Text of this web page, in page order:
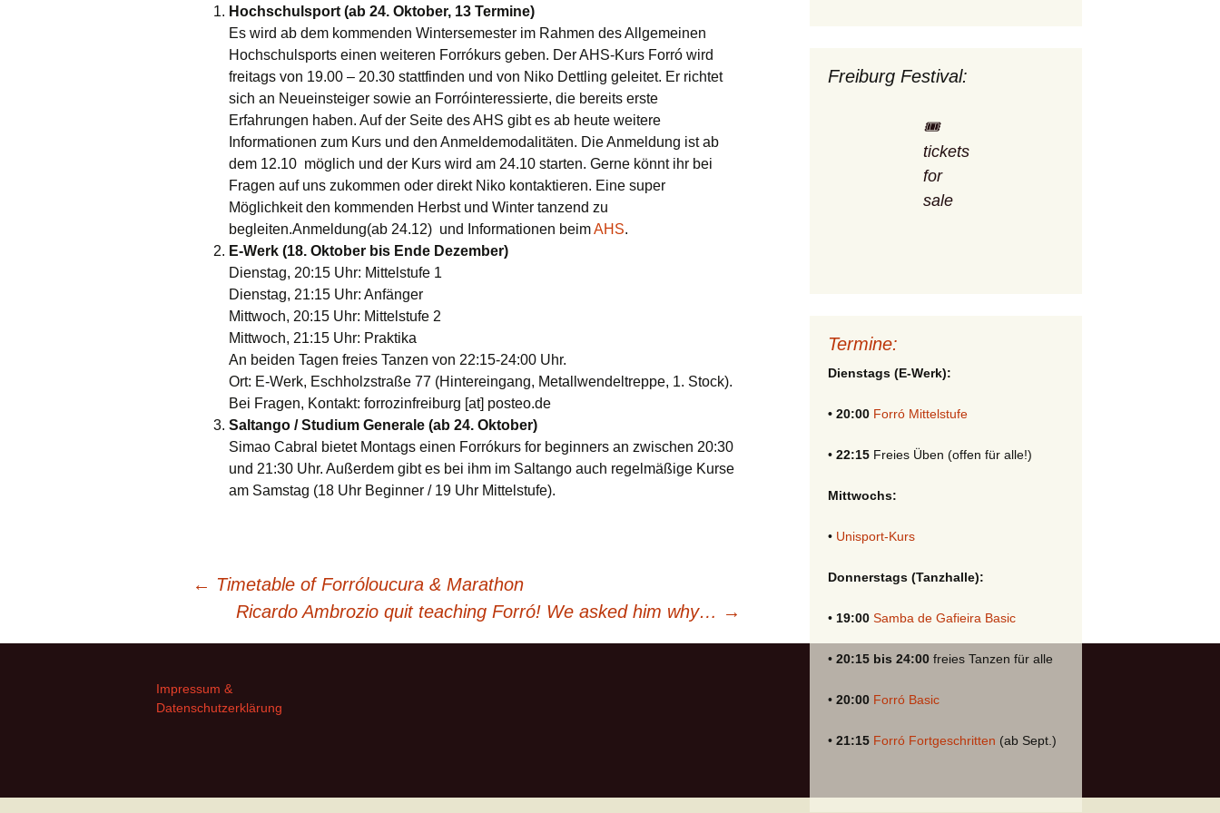
Festival November
Was ist Forró
Hochschulsport (ab 24. Oktober, 13 Termine)
Es wird ab dem kommenden Wintersemester im Rahmen des Allgemeinen
Hochschulsports einen weiteren Forrókurs geben. Der AHS-Kurs Forró wird
freitags von 19.00 – 20.30 stattfinden und von Niko Dettling geleitet. Er richtet
sich an Neueinsteiger sowie an Forróinteressierte, die bereits erste
Erfahrungen haben. Auf der Seite des AHS gibt es ab heute weitere
Informationen zum Kurs und den Anmeldemodalitäten. Die Anmeldung ist ab
dem 12.10 möglich und der Kurs wird am 24.10 starten. Gerne könnt ihr bei
Fragen auf uns zukommen oder direkt Niko kontaktieren. Eine super
Möglichkeit den kommenden Herbst und Winter tanzend zu
begleiten.Anmeldung(ab 24.12) und Informationen beimAHS.
E-Werk (18. Oktober bis Ende Dezember)
Dienstag, 20:15 Uhr: Mittelstufe 1
Dienstag, 21:15 Uhr: Anfänger
Mittwoch, 20:15 Uhr: Mittelstufe 2
Mittwoch, 21:15 Uhr: Praktika
An beiden Tagen freies Tanzen von 22:15-24:00 Uhr.
Ort: E-Werk, Eschholzstraße 77 (Hintereingang, Metallwendeltreppe, 1. Stock).
Bei Fragen, Kontakt: forrozinfreiburg [at] posteo.de
Saltango / Studium Generale (ab 24. Oktober)
Simao Cabral bietet Montags einen Forrókurs for beginners an zwischen 20:30
und 21:30 Uhr. Außerdem gibt es bei ihm im Saltango auch regelmäßige Kurse
am Samstag (18 Uhr Beginner / 19 Uhr Mittelstufe).
navigation
← Timetable of Forróloucura & Marathon
Ricardo Ambrozio quit teaching Forró! We asked him why… →
Freiburg Festival:
🎟️
tickets
for
sale
Termine:
Dienstags (E-Werk):
• 20:00 Forró Mittelstufe
• 22:15 Freies Üben (offen für alle!)
Mittwochs:
• Unisport-Kurs
Donnerstags (Tanzhalle):
• 19:00 Samba de Gafieira Basic
• 20:15 bis 24:00 freies Tanzen für alle
• 20:00 Forró Basic
• 21:15 Forró Fortgeschritten (ab Sept.)
Impressum &
Datenschutzerklärung